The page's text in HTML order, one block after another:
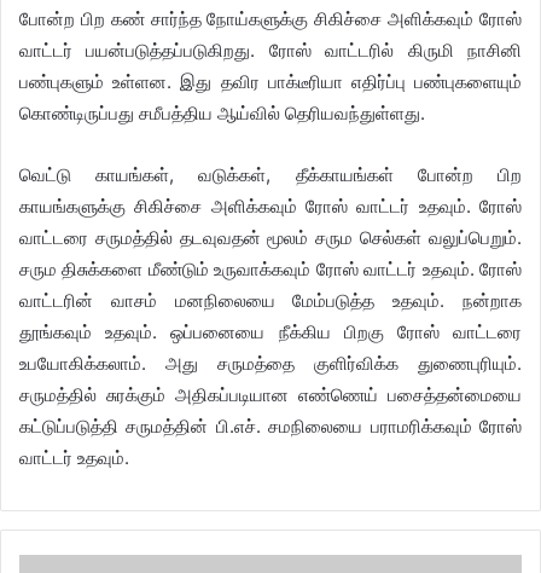
போன்ற பிற கண் சார்ந்த நோய்களுக்கு சிகிச்சை அளிக்கவும் ரோஸ்
வாட்டர் பயன்படுத்தப்படுகிறது. ரோஸ் வாட்டரில் கிருமி நாசினி
பண்புகளும் உள்ளன. இது தவிர பாக்டீரியா எதிர்ப்பு பண்புகளையும்
கொண்டிருப்பது சமீபத்திய ஆய்வில் தெரியவந்துள்ளது.
வெட்டு காயங்கள், வடுக்கள், தீக்காயங்கள் போன்ற பிற
காயங்களுக்கு சிகிச்சை அளிக்கவும் ரோஸ் வாட்டர் உதவும். ரோஸ்
வாட்டரை சருமத்தில் தடவுவதன் மூலம் சரும செல்கள் வலுப்பெறும்.
சரும திசுக்களை மீண்டும் உருவாக்கவும் ரோஸ் வாட்டர் உதவும். ரோஸ்
வாட்டரின் வாசம் மனநிலையை மேம்படுத்த உதவும். நன்றாக
தூங்கவும் உதவும். ஒப்பனையை நீக்கிய பிறகு ரோஸ் வாட்டரை
உபயோகிக்கலாம். அது சருமத்தை குளிர்விக்க துணைபுரியும்.
சருமத்தில் சுரக்கும் அதிகப்படியான எண்ணெய் பசைத்தன்மையை
கட்டுப்படுத்தி சருமத்தின் பி.எச். சமநிலையை பராமரிக்கவும் ரோஸ்
வாட்டர் உதவும்.